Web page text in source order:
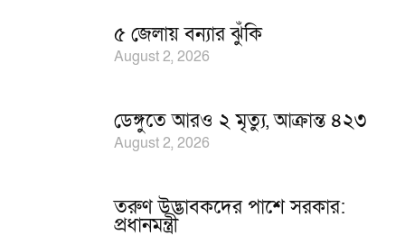
৫ জেলায় বন্যার ঝুঁকি
August 2, 2026
ডেঙ্গুতে আরও ২ মৃত্যু, আক্রান্ত ৪২৩
August 2, 2026
তরুণ উদ্ভাবকদের পাশে সরকার:
প্রধানমন্ত্রী